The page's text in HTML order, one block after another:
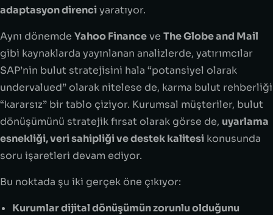
adaptasyon direnciyaratıyor.
Aynı dönemde Yahoo Financeve The Globe and Mail
gibi kaynaklarda yayınlanan analizlerde, yatırımcılar
SAP’nin bulut stratejisini hala “potansiyel olarak
undervalued” olarak nitelese de, karma bulut rehberliği
“kararsız” bir tablo çiziyor. Kurumsal müşteriler, bulut
dönüşümünü stratejik fırsat olarak görse de, uyarlama
esnekliği, veri sahipliği ve destek kalitesi konusunda
soru işaretleri devam ediyor.
Bu noktada şu iki gerçek öne çıkıyor:
Kurumlar dijital dönüşümün zorunlu olduğunu